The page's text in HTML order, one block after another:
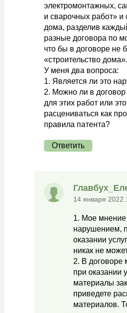
электромонтажных,
и сварочных работ» и
дома, разделив
разные договора по
что бы в договоре не
«строительство дома».
У меня два вопроса:
1. Является ли это
2. Можно ли в
для этих работ или
расцениваться как
правила патента?
Ответить
14 января 2022
1. Мое мнение
нарушением,
оказании
никак не
2. В договоре
при оказании
материалы
приведете
материалов.